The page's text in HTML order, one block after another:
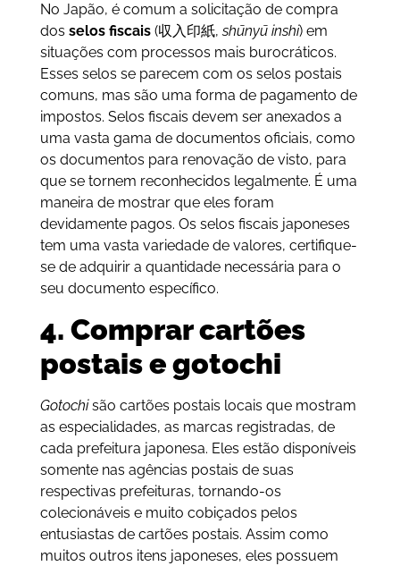
No Japão, é comum a solicitação de compra
dos selos fiscais(収入印紙,shūnyū inshi) em
situações com processos mais burocráticos.
Esses selos se parecem com os selos postais
comuns, mas são uma forma de pagamento de
impostos. Selos fiscais devem ser anexados a
uma vasta gama de documentos oficiais, como
os documentos para renovação de visto, para
que se tornem reconhecidos legalmente. É uma
maneira de mostrar que eles foram
devidamente pagos. Os selos fiscais japoneses
tem uma vasta variedade de valores, certifique-
se de adquirir a quantidade necessária para o
seu documento específico.
4. Comprar cartões
postais e gotochi
Gotochisão cartões postais locais que mostram
as especialidades, as marcas registradas, de
cada prefeitura japonesa. Eles estão disponíveis
somente nas agências postais de suas
respectivas prefeituras, tornando-os
colecionáveis e muito cobiçados pelos
entusiastas de cartões postais. Assim como
muitos outros itens japoneses, eles possuem